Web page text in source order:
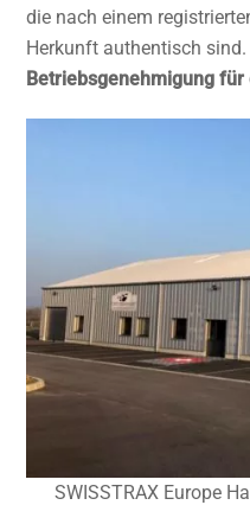
die nach einem
Herkunft authentisch
Betriebsgenehmigung
SWISSTRAX Europe